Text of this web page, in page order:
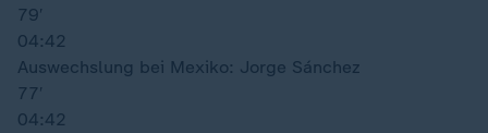
79′
04:42
Auswechslung bei Mexiko: Jorge Sánchez
77′
04:42